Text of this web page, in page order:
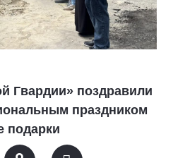
Гвардии» поздравили
праздником
подарки